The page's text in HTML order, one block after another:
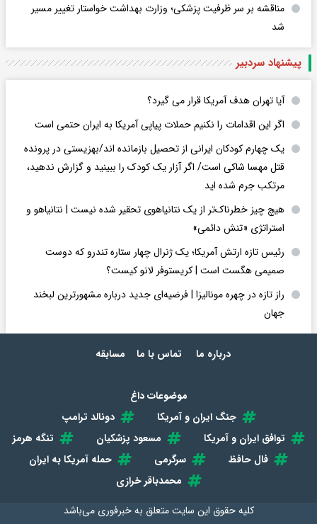
مناقشه بر سر ظرفیت پزشکی؛ وزارت بهداشت خواستار تغییر مسیر
شد
پیشنهاد سردبیر
آیا تهران هدف آمریکا قرار می گیرد؟
اگر این اقدامات را نکنیم حملات پیاپی آمریکا به ایران حتمی است
یک چهارم کودکان ایرانی از تحصیل بازمانده اند/بهزیستی در پرونده
قتل مهسا شاکی است/ اگر آزار یک کودک را ببینید و گزارش ندهید،
مرتکب جرم شده اید
هیچ چیز خطرناک‌تر از یک نتانیاهوی تحقیر شده نیست | نتانیاهو و
استراتژی «تنش دائمی»
رئیس تازه ارتش آمریکا؛ یک ژنرال چهار ستاره تندرو که دوست
صمیمی هگست است | کریستوفر لانو کیست؟
راز تازه در چهره مونالیزا | فرضیه‌ای جدید درباره مشهورترین لبخند
جهان
درباره ما تماس با ما مسابقه
موضوعات داغ
جنگ ایران و آمریکا
دونالد ترامپ
توافق ایران و آمریکا
مسعود پزشکیان
تنگه هرمز
فال حافظ
سرگرمی
حمله آمریکا به ایران
محمدباقر خرازی
کلیه حقوق این سایت متعلق بهخبرفوری می‌باشد